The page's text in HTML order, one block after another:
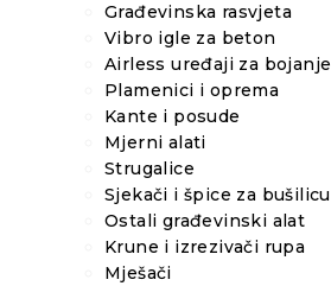
Građevinska rasvjeta
Vibro igle za beton
Airless uređaji za bojanje
Plamenici i oprema
Kante i posude
Mjerni alati
Strugalice
Sjekači i špice za bušilicu
Ostali građevinski alat
Krune i izrezivači rupa
Mješači